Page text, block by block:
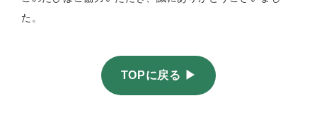
た。
TOPに戻る ▶